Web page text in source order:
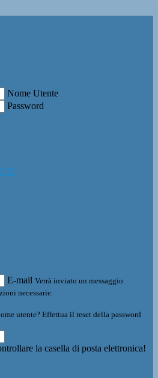
Nome Utente
Password
E-mail Verrà inviato un messaggio
necessarie.
utente? Effettua il reset della password
la casella di posta elettronica!